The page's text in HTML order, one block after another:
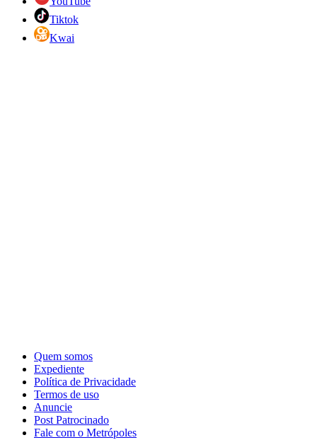
Tiktok
Kwai
Quem somos
Expediente
Política de Privacidade
Termos de uso
Anuncie
Post Patrocinado
Fale com o Metrópoles